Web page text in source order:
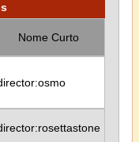
Nome Curto